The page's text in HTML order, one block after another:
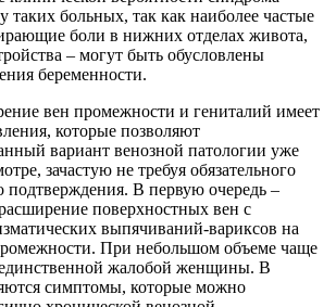
таких больных, так как наиболее частые
боли в нижних отделах живота,
– могут быть обусловлены
беременности.
вен промежности и гениталий имеет
которые позволяют
вариант венозной патологии уже
зачастую не требуя обязательного
подтверждения. В первую очередь –
поверхностных вен с
выпячиваний-вариксов на
При небольшом объеме чаще
единственной жалобой женщины. В
симптомы, которые можно